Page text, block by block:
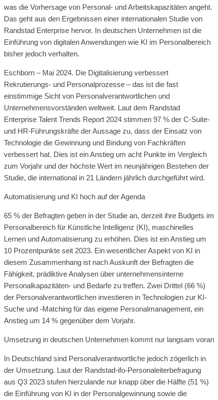
was die Vorhersage von Personal- und Arbeitskapazitäten angeht.
Das geht aus den Ergebnissen einer internationalen Studie von
Randstad Enterprise hervor. In deutschen Unternehmen ist die
Einführung von digitalen Anwendungen wie KI im Personalbereich
bisher jedoch verhalten.
Eschborn – Mai 2024. Die Digitalisierung verbessert
Rekrutierungs- und Personalprozesse – das ist die fast
einstimmige Sicht von Personalverantwortlichen und
Unternehmensvorständen weltweit. Laut dem Randstad
Enterprise Talent Trends Report 2024 stimmen 97 % der C-Suite-
und HR-Führungskräfte der Aussage zu, dass der Einsatz von
Technologie die Gewinnung und Bindung von Fachkräften
verbessert hat. Dies ist ein Anstieg um acht Punkte im Vergleich
zum Vorjahr und der höchste Wert im neunjährigen Bestehen der
Studie, die international in 21 Ländern jährlich durchgeführt wird.
Automatisierung und KI hoch auf der Agenda
65 % der Befragten geben in der Studie an, derzeit ihre Budgets im
Personalbereich für Künstliche Intelligenz (KI), maschinelles
Lernen und Automatisierung zu erhöhen. Dies ist ein Anstieg um
10 Prozentpunkte seit 2023. Ein wesentlicher Aspekt von KI in
diesem Zusammenhang ist nach Auskunft der Befragten die
Fähigkeit, prädiktive Analysen über unternehmensinterne
Personalkapazitäten- und Bedarfe zu treffen. Zwei Drittel (66 %)
der Personalverantwortlichen investieren in Technologien zur KI-
Suche und -Matching für das eigene Personalmanagement, ein
Anstieg um 14 % gegenüber dem Vorjahr.
Umsetzung in deutschen Unternehmen kommt nur langsam voran
In Deutschland sind Personalverantwortliche jedoch zögerlich in
der Umsetzung. Laut der Randstad-ifo-Personaleiterbefragung
aus Q3 2023 stufen hierzulande nur knapp über die Hälfte (51 %)
die Einführung von KI in der Personalgewinnung sowie die